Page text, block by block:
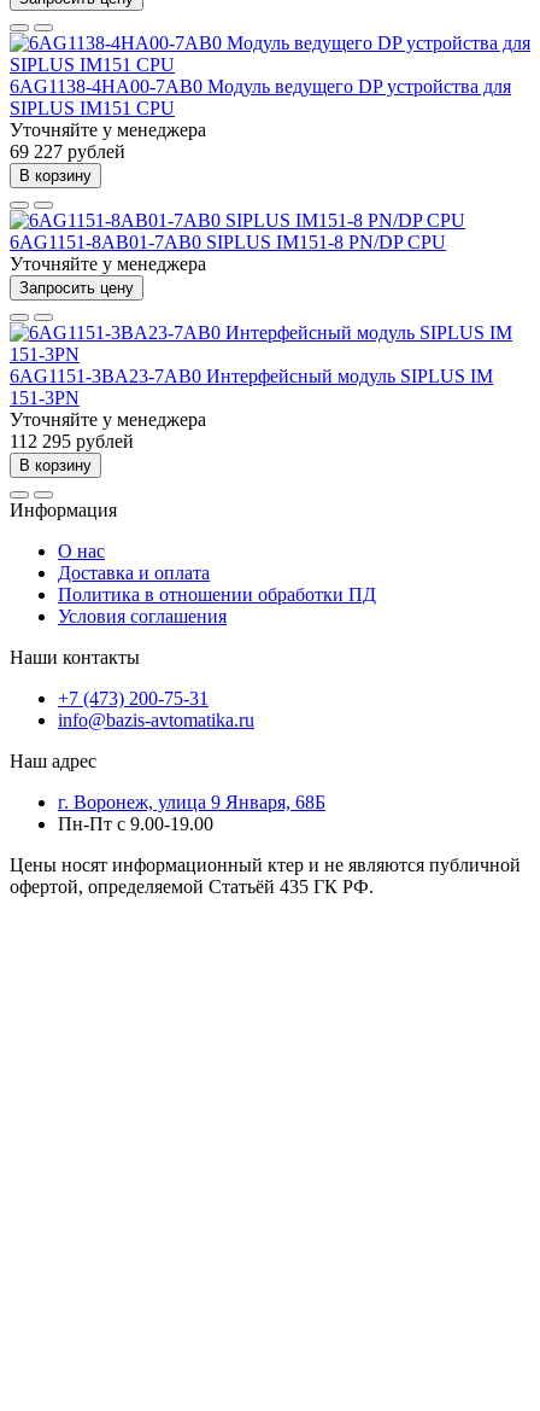
6AG1138-4HA00-7AB0 Модуль ведущего DP устройства для
SIPLUS IM151 CPU
Уточняйте у менеджера
69 227 рублей
В корзину
6AG1151-8AB01-7AB0 SIPLUS IM151-8 PN/DP CPU
Уточняйте у менеджера
Запросить цену
6AG1151-3BA23-7AB0 Интерфейсный модуль SIPLUS IM
151-3PN
Уточняйте у менеджера
112 295 рублей
В корзину
Информация
О нас
Доставка и оплата
Политика в отношении обработки ПД
Условия соглашения
Наши контакты
+7 (473) 200-75-31
info@bazis-avtomatika.ru
Наш адрес
г. Воронеж, улица 9 Января, 68Б
Пн-Пт с 9.00-19.00
Цены носят информационный ктер и не являются публичной
офертой, определяемой Статьёй 435 ГК РФ.